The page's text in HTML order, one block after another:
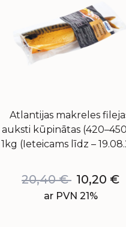
Atlantijas makreles
auksti kūpinātas
1kg (Ieteicams līdz –
20,40€ 10,20 €
ar PVN 21%